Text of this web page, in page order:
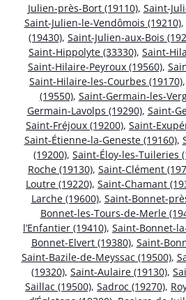
Julien-près-Bort (19110), Saint-
Saint-Julien-le-Vendômois (19210),
(19430), Saint-Julien-aux-Bois
Saint-Hippolyte (33330), Saint-
Saint-Hilaire-Peyroux (19560),
Saint-Hilaire-les-Courbes (19170),
(19550), Saint-Germain-les-
Germain-Lavolps (19290), Saint-
Saint-Fréjoux (19200), Saint-
Saint-Étienne-la-Geneste (19160),
(19200), Saint-Éloy-les-Tuileries
Roche (19130), Saint-Clément
Loutre (19220), Saint-Chamant
Larche (19600), Saint-Bonnet-
Bonnet-les-Tours-de-Merle
l’Enfantier (19410), Saint-Bonnet-
Bonnet-Elvert (19380), Saint-
Saint-Bazile-de-Meyssac (19500),
(19320), Saint-Aulaire (19130),
Saillac (19500), Sadroc (19270),